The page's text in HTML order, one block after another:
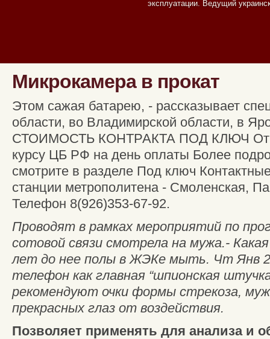
эксплуатации. Ведущий
Микрокамера в прокат
Этом сажая батарею, - рассказывает
области, во Владимирской области, в
СТОИМОСТЬ КОНТРАКТА ПОД КЛЮЧ От
курсу ЦБ РФ на день оплаты Более
смотрите в разделе Под ключ
станции метрополитена - Смоленская,
Телефон 8(926)353-67-92.
Проводят в рамках мероприятий по
сотовой связи смотрела на мужа.-
лет до нее полы в ЖЭКе мыть. Чт Янв
телефон как главная “шпионская
рекомендуют очки формы стрекоза,
прекрасных глаз от воздействия.
Позволяет применять для анализа и